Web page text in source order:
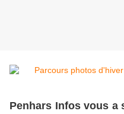
Penhars Infos vous a